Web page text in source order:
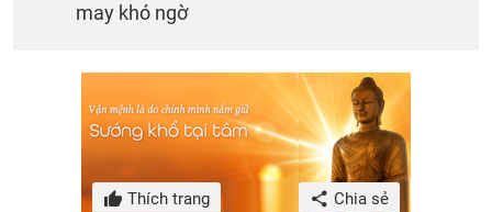
may khó ngờ
Thích trang Chia sẻ